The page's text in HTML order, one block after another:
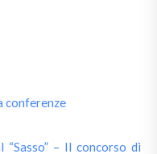
conferenze
– Il concorso di